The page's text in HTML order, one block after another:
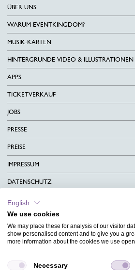
ÜBER UNS
WARUM EVENTKINGDOM?
MUSIK-KARTEN
HINTERGRÜNDE VIDEO & ILLUSTRATIONEN
APPS
TICKETVERKAUF
JOBS
PRESSE
PREISE
IMPRESSUM
DATENSCHUTZ
KONTAKT
AGB
CHARITY
MAGAZIN
English
We use cookies
We may place these for analysis of our visitor
show personalised content and to give you a
more information about the cookies we use
Necessary